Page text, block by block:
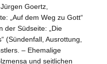
Goertz,
„Auf dem Weg zu Gott“
der Südseite: „Die
(Sündenfall, Ausrottung,
– Ehemalige
und seitlichen